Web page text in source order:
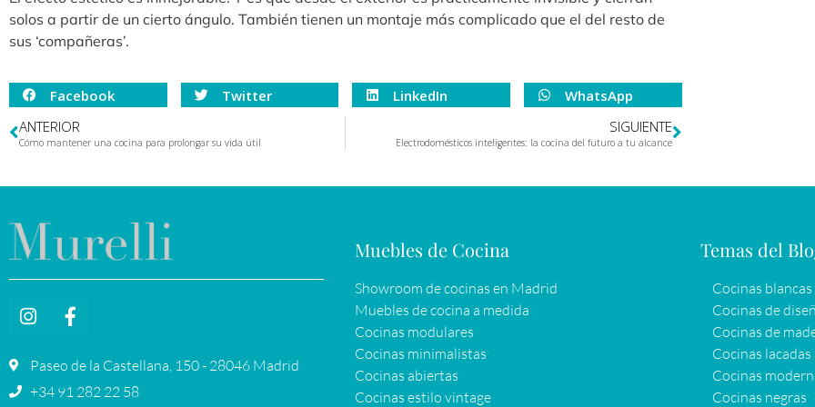
solos a partir de un cierto ángulo. También tienen un montaje más complicado que el del resto de
sus ‘compañeras’.
Facebook Twitter LinkedIn
WhatsApp
ANTERIOR
Cómo mantener una cocina para prolongar su vida útil
SIGUIENTE
Electrodomésticos inteligentes: la cocina del futuro a tu alcance
Paseo de la Castellana, 150 - 28046 Madrid
+34 91 282 22 58
Muebles de Cocina
Showroom de cocinas en Madrid
Muebles de cocina a medida
Cocinas modulares
Cocinas minimalistas
Cocinas abiertas
Cocinas estilo vintage
Temas del
Cocinas blancas
Cocinas de
Cocinas de
Cocinas lacadas
Cocinas
Cocinas negras